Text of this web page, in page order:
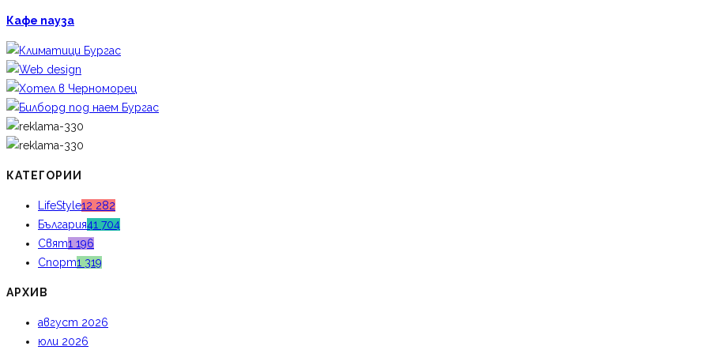
Кафе пауза
КАТЕГОРИИ
LifeStyle12 282
България41 704
Свят1 196
Спорт1 319
АРХИВ
август 2026
юли 2026